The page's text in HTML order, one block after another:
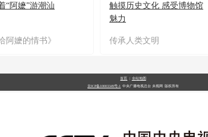
“阿嬷”游潮汕
阿嬷的情书》
触摸历史文化 感受博物馆
魅力
传承人类文明
首页 全站地图
京ICP备10003349号-1 中央广播电视总台 央视网 版权所有